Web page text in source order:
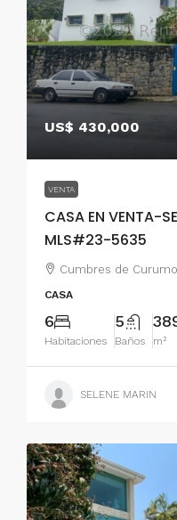
US$ 430,000
VENTA
CASA EN VENTA-
MLS#23-5635
Cumbres de
CASA
6
Habitaciones
5
Baños m²
SELENE MARIN